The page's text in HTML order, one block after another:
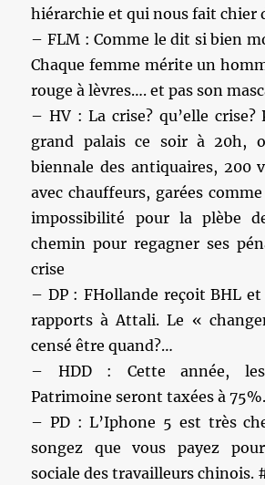
hiérarchie et qui nous fait chier
– FLM : Comme le dit si bien
Chaque femme mérite un
rouge à lèvres…. et pas son
– HV : La crise? qu’elle crise?
grand palais ce soir à 20h,
biennale des antiquaires, 200
avec chauffeurs, garées
impossibilité pour la plèbe
chemin pour regagner ses
crise
– DP : FHollande reçoit BHL et
rapports à Attali. Le «
censé être quand?…
– HDD : Cette année, les
Patrimoine seront taxées à 75%.
– PD : L’Iphone 5 est très
songez que vous payez
sociale des travailleurs chinois.